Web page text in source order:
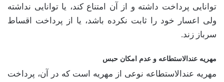
توانایی پرداخت داشته و از آن امتناع کند، یا توانایی نداشته
ولی اعسار خود را ثابت نکرده باشد، یا از پرداخت اقساط
سرباز زند.
مهریه عندالاستطاعه و عدم امکان حبس
مهریه عندالاستطاعه نوعی از مهریه است که در آن، پرداخت